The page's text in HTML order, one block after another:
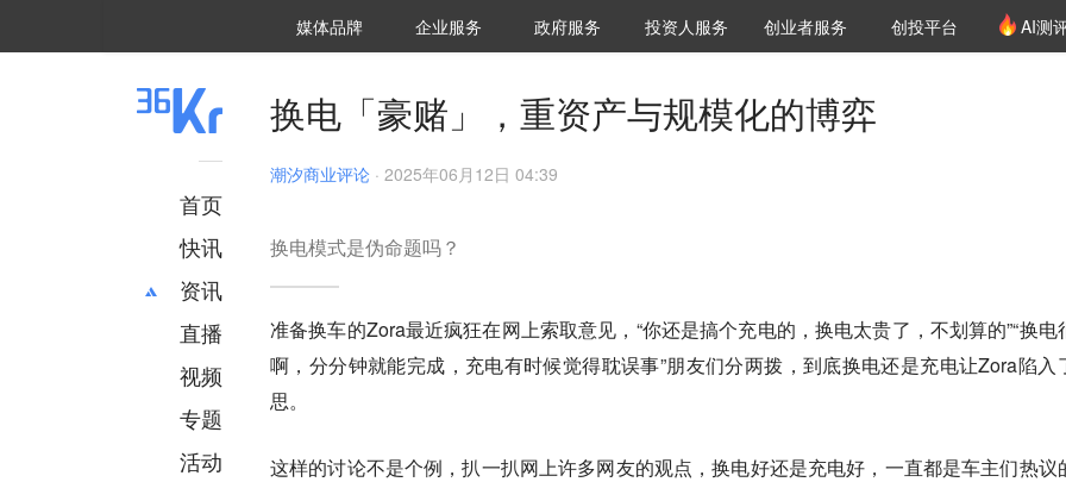
媒体品牌 36Kr研究院
企业服务 城市之窗
政府服务 VClub投资机构库
投资机构职位推介
投资人服务 创投氪堂
创业者服务 创投平台 AI测
首页
快讯
资讯
推荐
财经
项目推荐
安徽
直播
视频
专题
活动
换电「豪赌」，重资产与规模化的博弈
潮汐商业评论 · 2025年06月12日 04:39
换电模式是伪命题吗？
准备换车的Zora最近疯狂在网上索取意见，“你还是搞个充电的，换电太贵了，不划算的”“换电
啊，分分钟就能完成，充电有时候觉得耽误事”朋友们分两拨，到底换电还是充电让Zora陷入
思。
这样的讨论不是个例，扒一扒网上许多网友的观点，换电好还是充电好，一直都是车主们热议